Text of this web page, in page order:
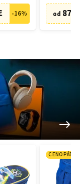
-16% od
CENOPÁD